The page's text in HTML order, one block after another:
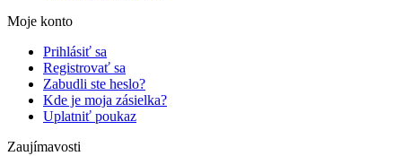
Moje konto
Prihlásiť sa
Registrovať sa
Zabudli ste heslo?
Kde je moja zásielka?
Uplatniť poukaz
Zaujímavosti